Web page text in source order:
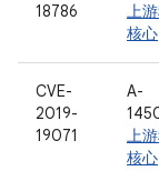
18786
上
核心
CVE-
2019-
19071
A-
上
核心